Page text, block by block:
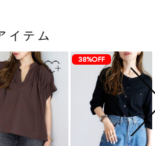
イテム
38%OFF